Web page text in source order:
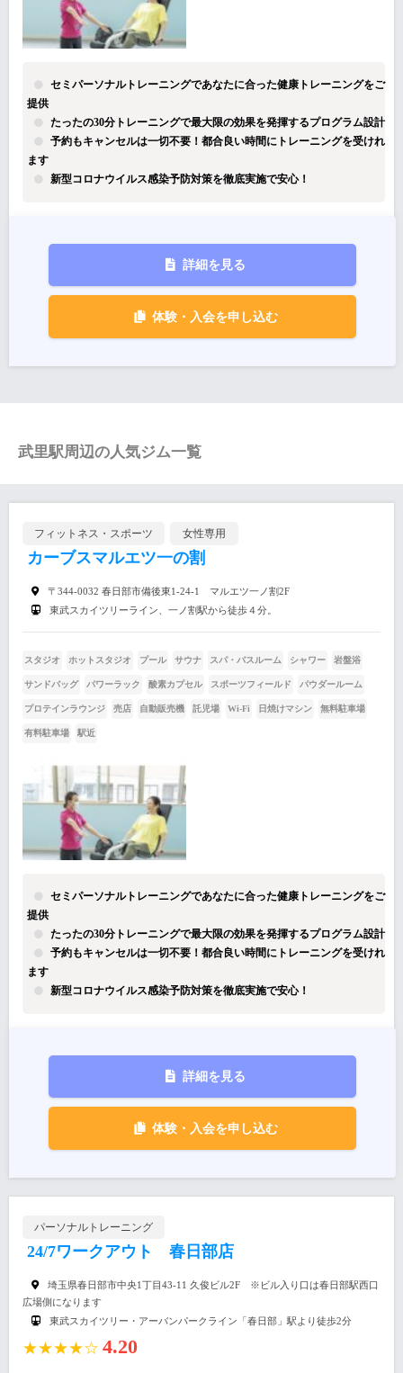
セミパーソナルトレーニングであなたに合った健康トレーニングをご
提供
たったの30分トレーニングで最大限の効果を発揮するプログラム設計
予約もキャンセルは一切不要！都合良い時間にトレーニングを受けれ
ます
新型コロナウイルス感染予防対策を徹底実施で安心！
詳細を見る
体験・入会を申し込む
武里駅周辺の人気ジム一覧
フィットネス・スポーツ 女性専用
カーブスマルエツ一の割
〒344-0032 春日部市備後東1-24-1 マルエツ一ノ割2F
東武スカイツリーライン、一ノ割駅から徒歩４分。
スタジオ ホットスタジオ プール サウナ スパ・バスルーム シャワー 岩盤浴
サンドバッグ パワーラック 酸素カプセル スポーツフィールド パウダールーム
プロテインラウンジ 売店 自動販売機 託児場 Wi-Fi 日焼けマシン 無料駐車場
有料駐車場 駅近
セミパーソナルトレーニングであなたに合った健康トレーニングをご
提供
たったの30分トレーニングで最大限の効果を発揮するプログラム設計
予約もキャンセルは一切不要！都合良い時間にトレーニングを受けれ
ます
新型コロナウイルス感染予防対策を徹底実施で安心！
詳細を見る
体験・入会を申し込む
パーソナルトレーニング
24/7ワークアウト 春日部店
埼玉県春日部市中央1丁目43-11 久俊ビル2F ※ビル入り口は春日部駅西口
広場側になります
東武スカイツリー・アーバンパークライン「春日部」駅より徒歩2分
★★★★☆ 4.20